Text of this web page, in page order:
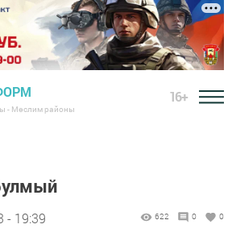
- Мөслим районы
16+
- 19:39 622 0 0